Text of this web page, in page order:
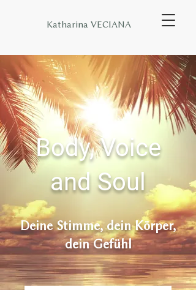
Katharina VECIANA
Body, Voice
and Soul
Deine Stimme, dein Körper,
dein Gefühl